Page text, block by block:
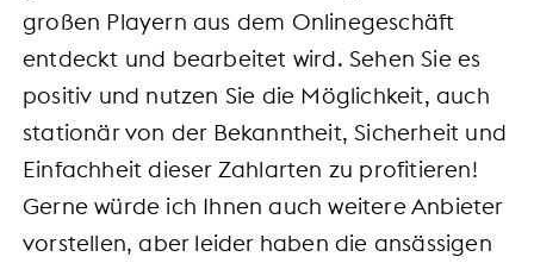
großen Playern aus dem Onlinegeschäft
entdeckt und bearbeitet wird. Sehen Sie es
positiv und nutzen Sie die Möglichkeit, auch
stationär von der Bekanntheit, Sicherheit und
Einfachheit dieser Zahlarten zu profitieren!
Gerne würde ich Ihnen auch weitere Anbieter
vorstellen, aber leider haben die ansässigen